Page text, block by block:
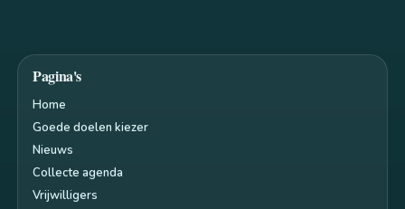
Pagina's
Home
Goede doelen kiezer
Nieuws
Collecte agenda
Vrijwilligers